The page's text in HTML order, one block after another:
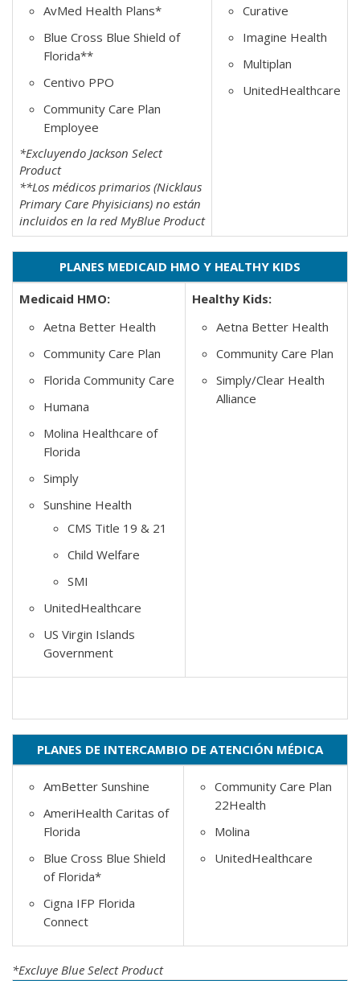
AvMed Health Plans*
Blue Cross Blue Shield of
Florida**
Centivo PPO
Community Care Plan
Employee
*Excluyendo Jackson Select
Product
**Los médicos primarios (Nicklaus
Primary Care Phyisicians) no están
incluidos en la red MyBlue Product
Curative
Imagine Health
Multiplan
UnitedHealthcare
PLANES MEDICAID HMO Y HEALTHY KIDS
Medicaid HMO:
Aetna Better Health
Community Care Plan
Florida Community Care
Humana
Molina Healthcare of
Florida
Simply
Sunshine Health
CMS Title 19 & 21
Child Welfare
SMI
UnitedHealthcare
US Virgin Islands
Government
Healthy Kids:
Aetna Better Health
Community Care Plan
Simply/Clear Health
Alliance
PLANES DE INTERCAMBIO DE ATENCIÓN MÉDICA
AmBetter Sunshine
AmeriHealth Caritas of
Florida
Blue Cross Blue Shield
of Florida*
Cigna IFP Florida
Connect
Community Care Plan
22Health
Molina
UnitedHealthcare​
*Excluye Blue Select Product